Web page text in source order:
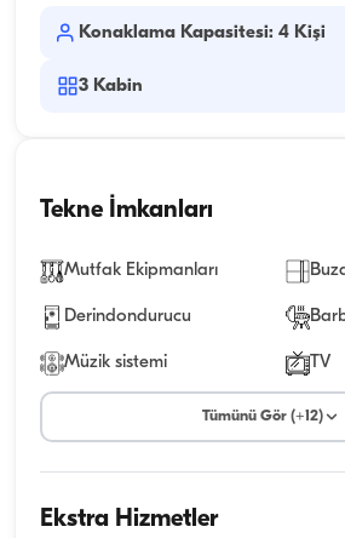
Konaklama Kapasitesi: 4 Kişi
3 Kabin
Tekne İmkanları
Mutfak Ekipmanları
Derindondurucu
Müzik sistemi TV
Tümünü Gör (+12)
Ekstra Hizmetler